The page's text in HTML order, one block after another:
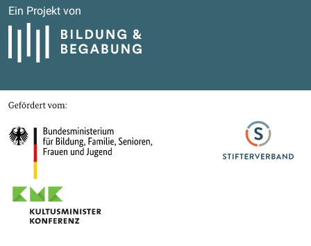
Ein Projekt von
Bildung und Begabung
Gefördert von
Bundesministerium für Bildung, Familie, Senioren, Frauen und Jugend
Stifterverband
Kultusministerkonferenz